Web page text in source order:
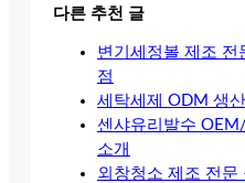
다른 추천 글
변기세정볼 제조
점
세탁세제 ODM 생
센샤유리발수
소개
외창청소 제조 전문